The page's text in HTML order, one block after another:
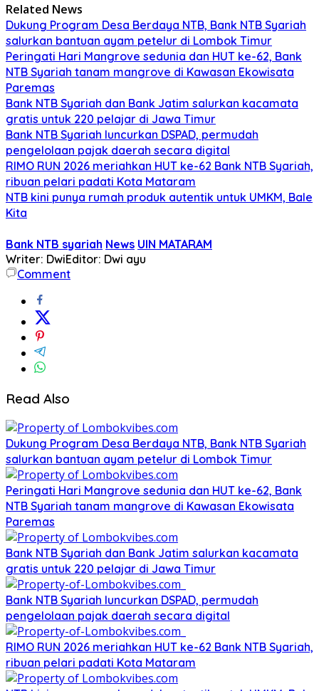
Related News
Dukung Program Desa Berdaya NTB, Bank NTB Syariah
salurkan bantuan ayam petelur di Lombok Timur
Peringati Hari Mangrove sedunia dan HUT ke-62, Bank
NTB Syariah tanam mangrove di Kawasan Ekowisata
Paremas
Bank NTB Syariah dan Bank Jatim salurkan kacamata
gratis untuk 220 pelajar di Jawa Timur
Bank NTB Syariah luncurkan DSPAD, permudah
pengelolaan pajak daerah secara digital
RIMO RUN 2026 meriahkan HUT ke-62 Bank NTB Syariah,
ribuan pelari padati Kota Mataram
NTB kini punya rumah produk autentik untuk UMKM, Bale
Kita
Bank NTB syariah News UIN MATARAM
Writer: DwiEditor: Dwi ayu
Comment
Read Also
Dukung Program Desa Berdaya NTB, Bank NTB Syariah
salurkan bantuan ayam petelur di Lombok Timur
Peringati Hari Mangrove sedunia dan HUT ke-62, Bank
NTB Syariah tanam mangrove di Kawasan Ekowisata
Paremas
Bank NTB Syariah dan Bank Jatim salurkan kacamata
gratis untuk 220 pelajar di Jawa Timur
Bank NTB Syariah luncurkan DSPAD, permudah
pengelolaan pajak daerah secara digital
RIMO RUN 2026 meriahkan HUT ke-62 Bank NTB Syariah,
ribuan pelari padati Kota Mataram